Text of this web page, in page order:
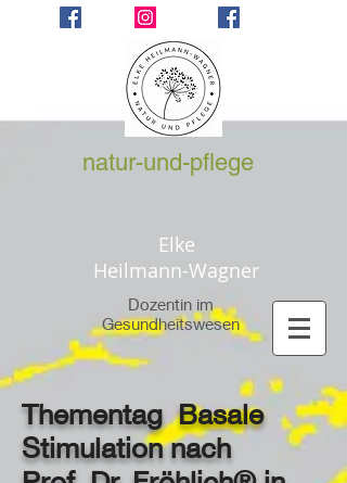
natur-und-pflege
Elke
Heilmann-Wagner
Dozentin im
Gesundheitswesen
Thementag Basale
Stimulation nach